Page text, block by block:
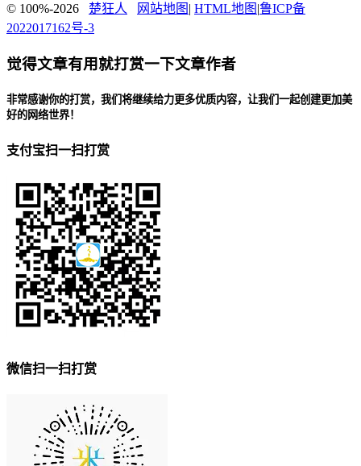
© 100%-2026 楚狂人 网站地图 | HTML地图 |鲁ICP备
2022017162号-3
觉得文章有用就打赏一下文章作者
非常感谢你的打赏，我们将继续给力更多优质内容，让我们一起创建更加美
好的网络世界！
支付宝扫一扫打赏
微信扫一扫打赏